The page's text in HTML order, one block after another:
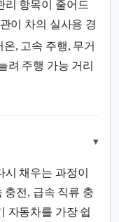
리 항목이 줄어드
이 차의 실사용 경
온, 고속 주행, 무거
려 주행 가능 거리
▾
시 채우는 과정이
충전, 급속 직류 충
자동차를 가장 쉽